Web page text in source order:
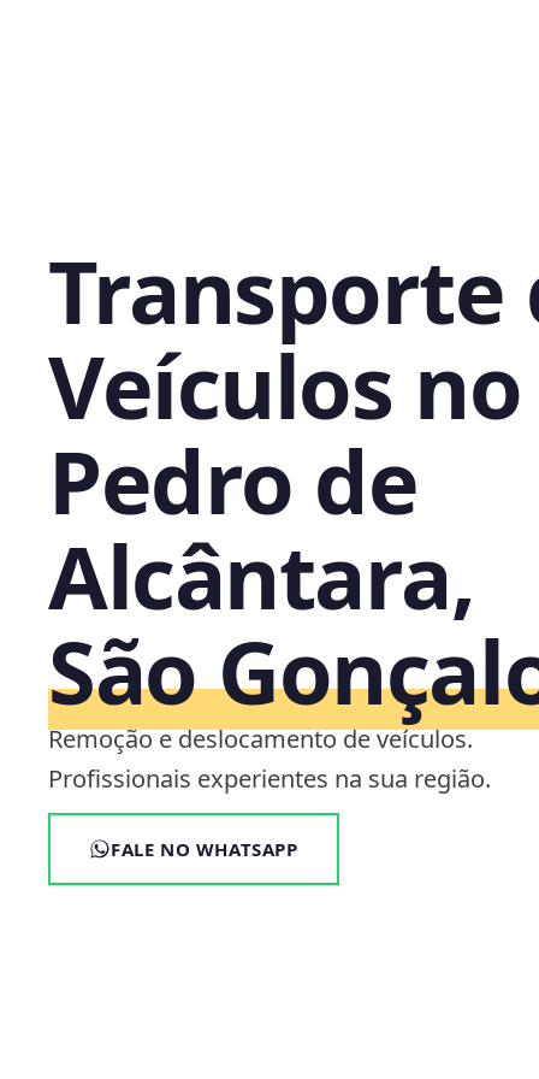
Transporte
Veículos no
Pedro de
Alcântara,
São
Remoção e deslocamento de veículos.
Profissionais experientes na sua região.
FALE NO WHATSAPP